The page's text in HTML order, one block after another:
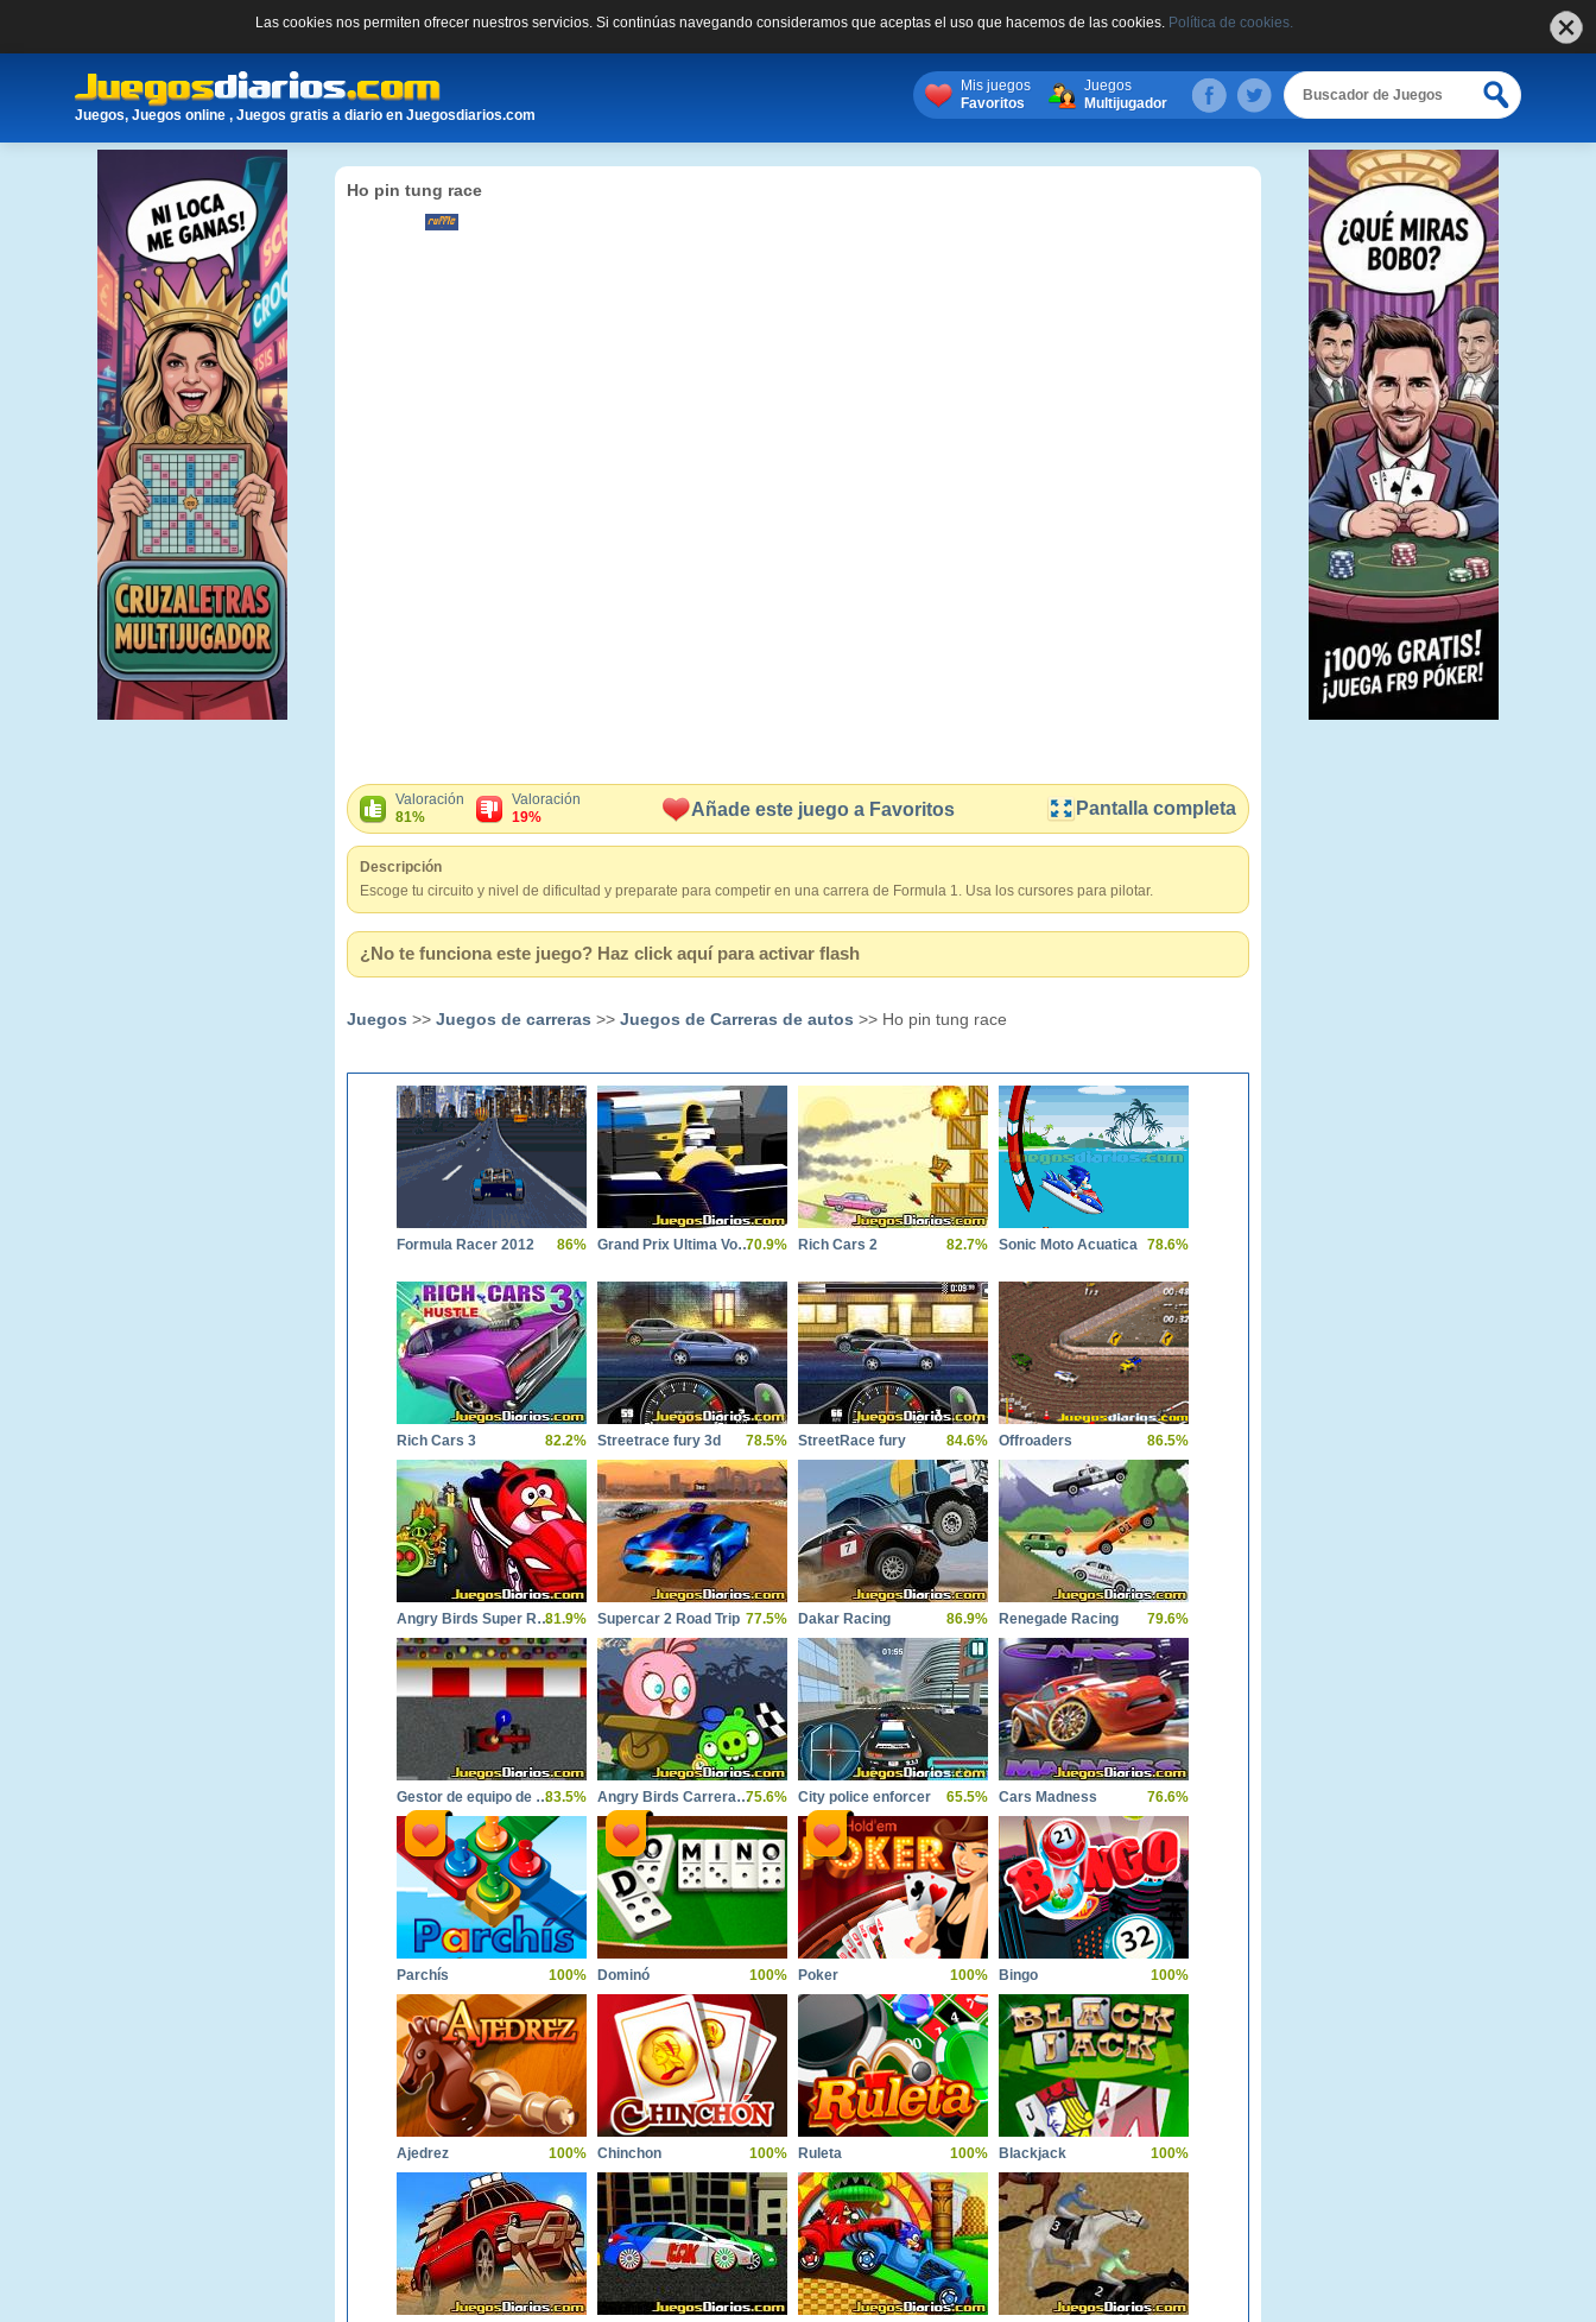
Las cookies nos permiten ofrecer nuestros servicios. Si continúas navegando consideramos que aceptas el uso que hacemos de las cookies. Política de cookies.
Juegos, Juegos online , Juegos gratis a diario en Juegosdiarios.com
Mis juegos
Favoritos
Juegos
Multijugador
Ho pin tung race
Valoración
81%
Valoración
19%
Añade este juego a Favoritos Pantalla completa
Descripción
Escoge tu circuito y nivel de dificultad y preparate para competir en una carrera de Formula 1. Usa los cursores para pilotar.
¿No te funciona este juego? Haz click aquí para activar flash
Juegos >> Juegos de carreras >> Juegos de Carreras de autos >> Ho pin tung race
Formula Racer 2012 86% Grand Prix Ultima Volta70.9% Rich Cars 2 82.7% Sonic Moto Acuatica 78.6%
Rich Cars 3 82.2% Streetrace fury 3d 78.5% StreetRace fury 84.6% Offroaders 86.5%
Angry Birds Super Race81.9% Supercar 2 Road Trip 77.5% Dakar Racing 86.9% Renegade Racing 79.6%
Gestor de equipo de carreras83.5% Angry Birds Carrera Loca75.6% City police enforcer 65.5% Cars Madness 76.6%
Parchís 100% Dominó 100% Poker 100% Bingo 100%
Ajedrez 100% Chinchon 100% Ruleta 100% Blackjack 100%